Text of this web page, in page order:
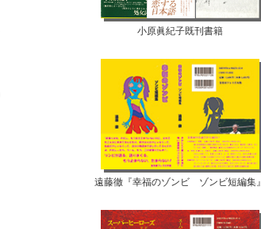
小原眞紀子既刊書籍
遠藤徹『幸福のゾンビ ゾンビ短編集』